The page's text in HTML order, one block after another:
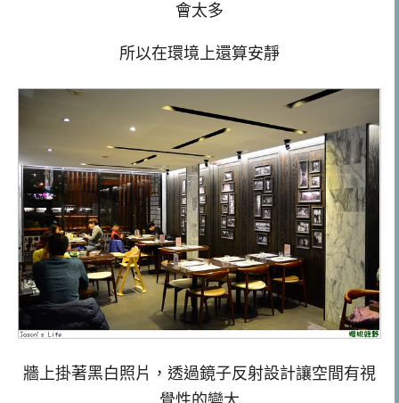
會太多
所以在環境上還算安靜
牆上掛著黑白照片，透過鏡子反射設計讓空間有視